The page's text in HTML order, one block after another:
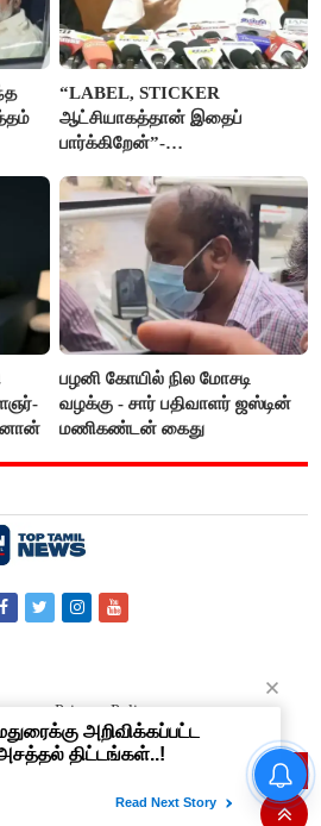
“LABEL, STICKER
ஆட்சியாகத்தான் இதைப்
பார்க்கிறேன்”-
பழனி கோயில் நில மோசடி
வழக்கு - சார் பதிவாளர் ஜஸ்டின்
மணிகண்டன் கைது
Privacy Policy
2019 Top Tamil News
“நிதி நிலைமை சரியான பிறகு
மற்ற திட்டங்கள் அறிவிக்கப்படும்”-
அமைச்சர் நிர்மல்குமார் விளக்கம்